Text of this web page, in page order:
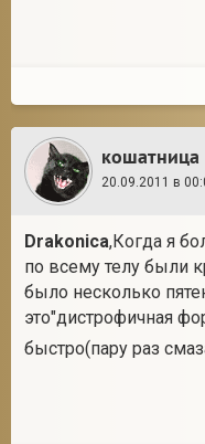
кошатница
20.09.2011 в
Drakonica,Когда я
по всему телу были
было несколько
это"дистрофичная
быстро(пару раз